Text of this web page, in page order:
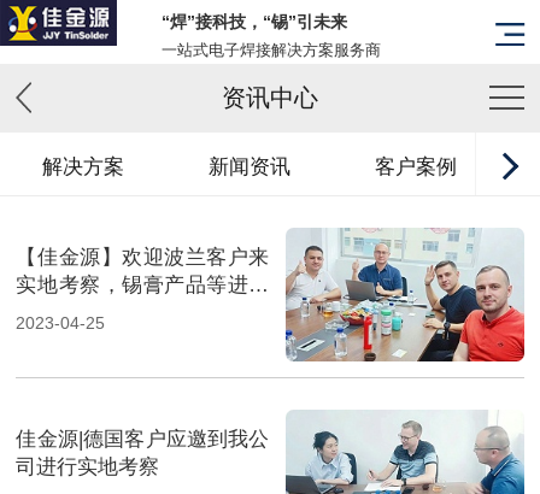
“焊”接科技，“锡”引未来
一站式电子焊接解决方案服务商
资讯中心
解决方案 新闻资讯 客户案例
【佳金源】欢迎波兰客户来
实地考察，锡膏产品等进一
步打入国际市场！_副本
2023-04-25
佳金源|德国客户应邀到我公
司进行实地考察